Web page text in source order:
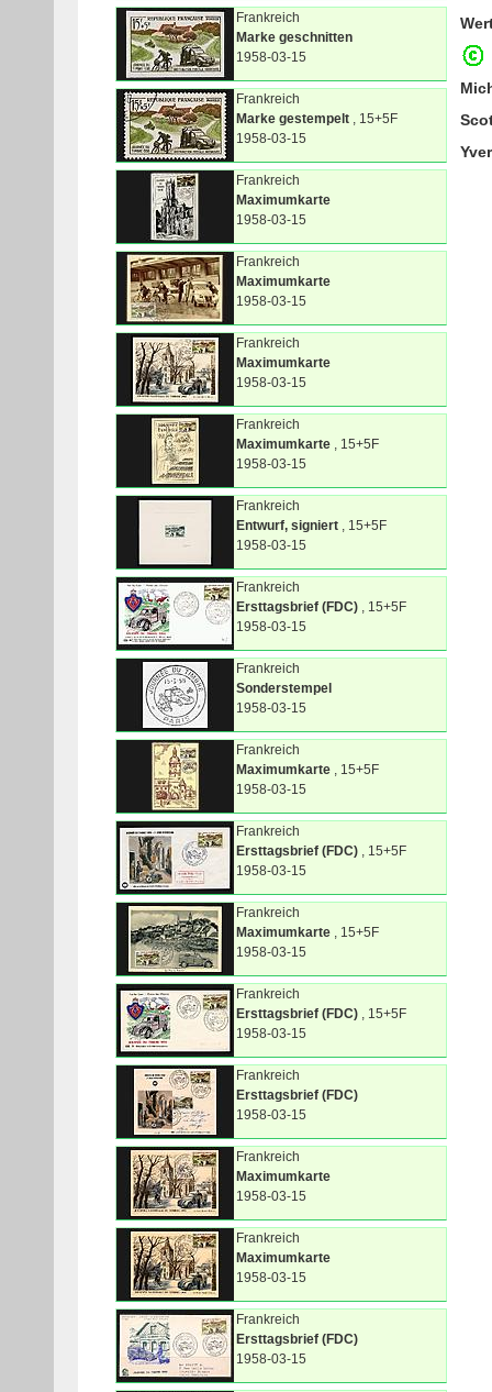
Frankreich
Marke geschnitten
1958-03-15
Frankreich
Marke gestempelt , 15+5F
1958-03-15
Frankreich
Maximumkarte
1958-03-15
Frankreich
Maximumkarte
1958-03-15
Frankreich
Maximumkarte
1958-03-15
Frankreich
Maximumkarte , 15+5F
1958-03-15
Frankreich
Entwurf, signiert , 15+5F
1958-03-15
Frankreich
Ersttagsbrief (FDC) , 15+5F
1958-03-15
Frankreich
Sonderstempel
1958-03-15
Frankreich
Maximumkarte , 15+5F
1958-03-15
Frankreich
Ersttagsbrief (FDC) , 15+5F
1958-03-15
Frankreich
Maximumkarte , 15+5F
1958-03-15
Frankreich
Ersttagsbrief (FDC) , 15+5F
1958-03-15
Frankreich
Ersttagsbrief (FDC)
1958-03-15
Frankreich
Maximumkarte
1958-03-15
Frankreich
Maximumkarte
1958-03-15
Frankreich
Ersttagsbrief (FDC)
1958-03-15